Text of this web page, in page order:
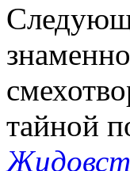
тайной